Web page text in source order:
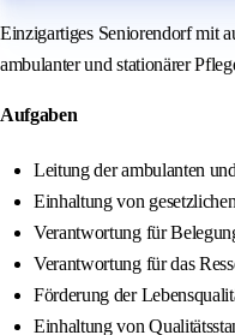
Einzigartiges Seniorendorf mit
ambulanter und stationärer
Aufgaben
Leitung der ambulanten
Einhaltung von
Verantwortung für
Verantwortung für das
Förderung der
Einhaltung von